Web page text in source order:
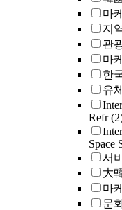
마
지
관
마
한
유
Refr
Space
서
大
마
문